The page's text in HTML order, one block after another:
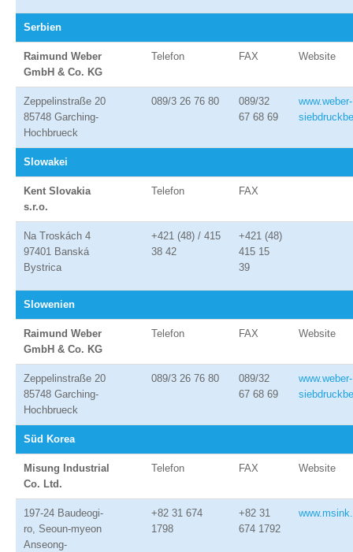
Serbien
Raimund Weber
GmbH & Co. KG
Telefon FAX Website
Zeppelinstraße 20
85748 Garching-
Hochbrueck
089/3 26 76 80
089/32
67 68 69
www.weber-
Slowakei
Kent Slovakia
s.r.o.
Telefon FAX
Na Troskách 4
97401 Banská
Bystrica
+421 (48) / 415
38 42
+421 (48)
415 15
39
Slowenien
Raimund Weber
GmbH & Co. KG
Telefon FAX Website
Zeppelinstraße 20
85748 Garching-
Hochbrueck
089/3 26 76 80
089/32
67 68 69
www.weber-
Süd Korea
Misung Industrial
Co. Ltd.
Telefon FAX Website
197-24 Baudeogi-
ro, Seoun-myeon
Anseong-
+82 31 674
1798
+82 31
674 1792